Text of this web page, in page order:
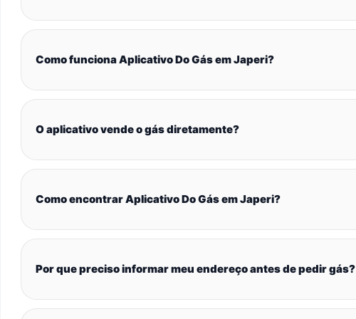
Como funciona Aplicativo Do Gás em Japeri?
O aplicativo vende o gás diretamente?
Como encontrar Aplicativo Do Gás em Japeri?
Por que preciso informar meu endereço antes de pedir gás?